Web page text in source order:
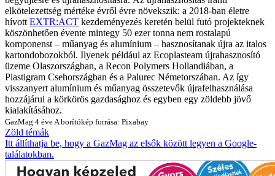
elkötelezettség mértéke évről évre növekszik: a 2018-ban életre
hívott EXTR:ACT kezdeményezés keretén belül futó projekteknek
köszönhetően évente mintegy 50 ezer tonna nem rostalapú
komponenst – műanyag és alumínium – hasznosítanak újra az italos
kartondobozokból. Ilyenek például az Ecoplasteam újrahasznosító
üzeme Olaszországban, a Recon Polymers Hollandiában, a
Plastigram Csehországban és a Palurec Németorszában. Az így
visszanyert alumínium és műanyag összetevők újrafelhasználása
hozzájárul a körkörös gazdasághoz és egyben egy zöldebb jövő
kialakításához.
GazMag 4 éve A borítókép forrása: Pixabay
Zöld témák
Itt állíthatja be, hogy a GazMag az elsők között legyen a Google-
találatokban.